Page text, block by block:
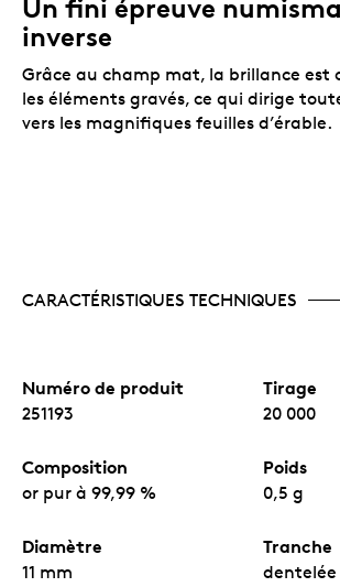
20 000 exemplaires.
Un certificat numéroté.
canadienne certifie l’authenticité
pièces de collection.
Aucune TPS ni TVH.
Un fini épreuve
inverse
Grâce au champ mat, la brillance est
les éléments gravés, ce qui dirige
vers les magnifiques feuilles d’érable.
CARACTÉRISTIQUES TECHNIQUES
Numéro de produit
251193
Tirage
20 000
Composition
or pur à 99,99 %
Poids
0,5 g
Diamètre
11 mm
Tranche
dentelée